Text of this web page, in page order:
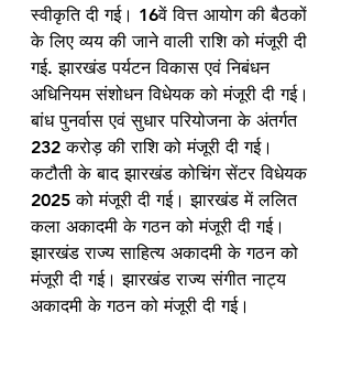
स्वीकृति दी गई। 16वें वित्त आयोग की बैठकों
के लिए व्यय की जाने वाली राशि को मंजूरी दी
गई. झारखंड पर्यटन विकास एवं निबंधन
अधिनियम संशोधन विधेयक को मंजूरी दी गई।
बांध पुनर्वास एवं सुधार परियोजना के अंतर्गत
232 करोड़ की राशि को मंजूरी दी गई।
कटौती के बाद झारखंड कोचिंग सेंटर विधेयक
2025 को मंजूरी दी गई। झारखंड में ललित
कला अकादमी के गठन को मंजूरी दी गई।
झारखंड राज्य साहित्य अकादमी के गठन को
मंजूरी दी गई। झारखंड राज्य संगीत नाट्य
अकादमी के गठन को मंजूरी दी गई।